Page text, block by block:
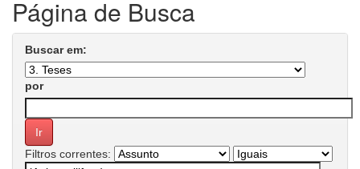
Página de Busca
Buscar em:
por
Filtros correntes: